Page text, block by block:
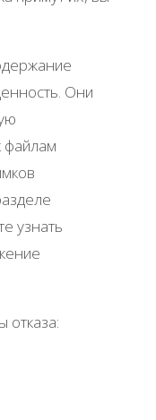
Они
файлам
узнать
отказа: